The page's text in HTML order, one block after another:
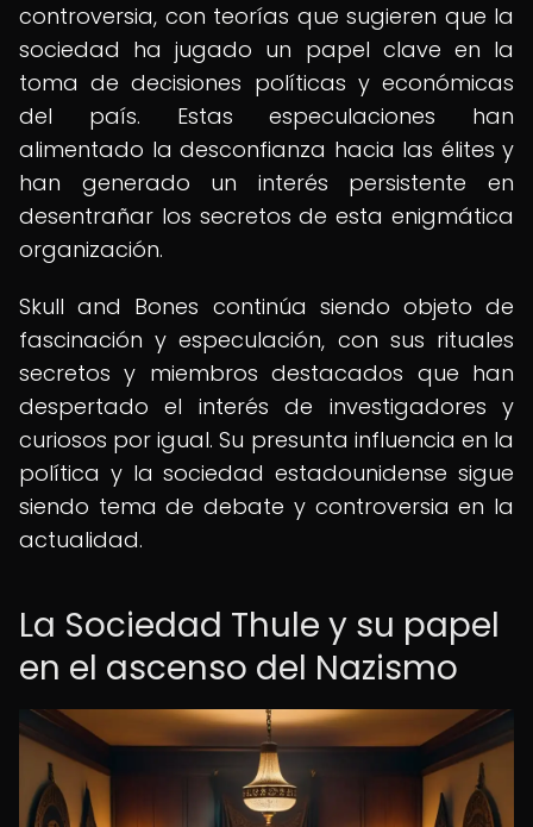
controversia, con teorías que sugieren que la
sociedad ha jugado un papel clave en la
toma de decisiones políticas y económicas
del país. Estas especulaciones han
alimentado la desconfianza hacia las élites y
han generado un interés persistente en
desentrañar los secretos de esta enigmática
organización.
Skull and Bones continúa siendo objeto de
fascinación y especulación, con sus rituales
secretos y miembros destacados que han
despertado el interés de investigadores y
curiosos por igual. Su presunta influencia en la
política y la sociedad estadounidense sigue
siendo tema de debate y controversia en la
actualidad.
La Sociedad Thule y su papel
en el ascenso del Nazismo